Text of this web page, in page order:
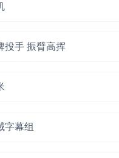
投手 振臂高挥
字幕组